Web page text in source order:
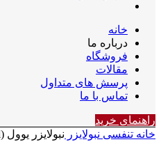
خانه
درباره ما
فروشگاه
مقالات
پرسش های متداول
تماس با ما
راهنمای خرید
خانه تنفسی نبولایزر نبولایزر یوول (Yuwell) مدل 403T